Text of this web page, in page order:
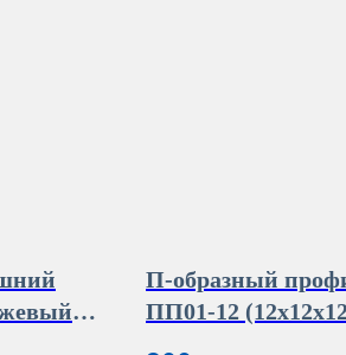
П-образный
ПП01-12